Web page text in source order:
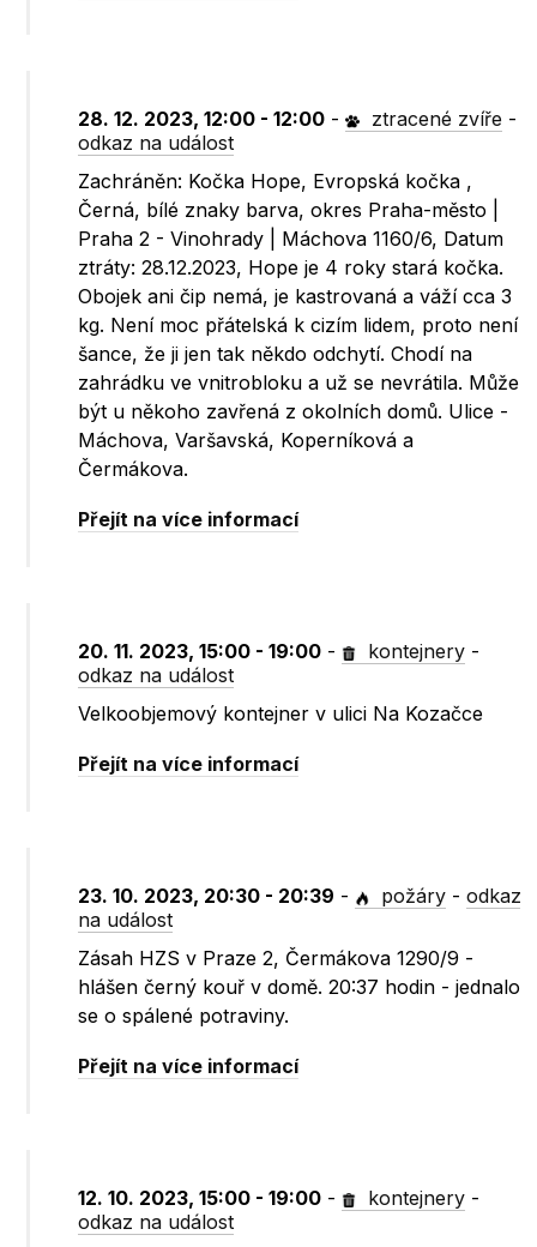
28. 12. 2023, 12:00 - 12:00 - ztracené zvíře -
odkaz na událost
Zachráněn: Kočka Hope, Evropská kočka ,
Černá, bílé znaky barva, okres Praha-město |
Praha 2 - Vinohrady | Máchova 1160/6, Datum
ztráty: 28.12.2023, Hope je 4 roky stará kočka.
Obojek ani čip nemá, je kastrovaná a váží cca 3
kg. Není moc přátelská k cizím lidem, proto není
šance, že ji jen tak někdo odchytí. Chodí na
zahrádku ve vnitrobloku a už se nevrátila. Může
být u někoho zavřená z okolních domů. Ulice -
Máchova, Varšavská, Koperníková a
Čermákova.
Přejít na více informací
20. 11. 2023, 15:00 - 19:00 - kontejnery -
odkaz na událost
Velkoobjemový kontejner v ulici Na Kozačce
Přejít na více informací
23. 10. 2023, 20:30 - 20:39 - požáry -odkaz
na událost
Zásah HZS v Praze 2, Čermákova 1290/9 -
hlášen černý kouř v domě. 20:37 hodin - jednalo
se o spálené potraviny.
Přejít na více informací
12. 10. 2023, 15:00 - 19:00 - kontejnery -
odkaz na událost